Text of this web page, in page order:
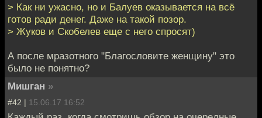
> Как ни ужасно, но и Балуев оказывается на всё
готов ради денег. Даже на такой позор.
> Жуков и Скобелев еще с него спросят)
А после мразотного "Благословите женщину" это
было не понятно?
Мишган »
#42 | 15.06.17 16:52